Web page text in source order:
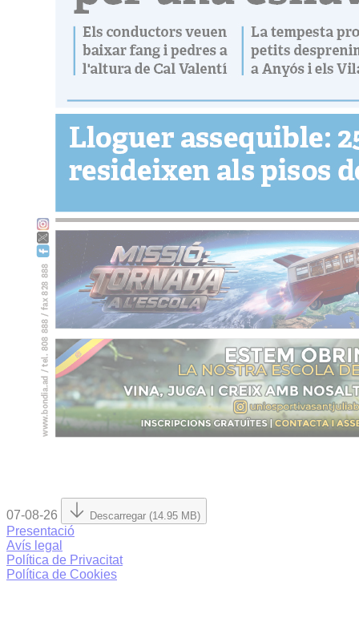
07-08-26 Descarregar (14.95 MB)
Presentació
Avís legal
Política de Privacitat
Política de Cookies